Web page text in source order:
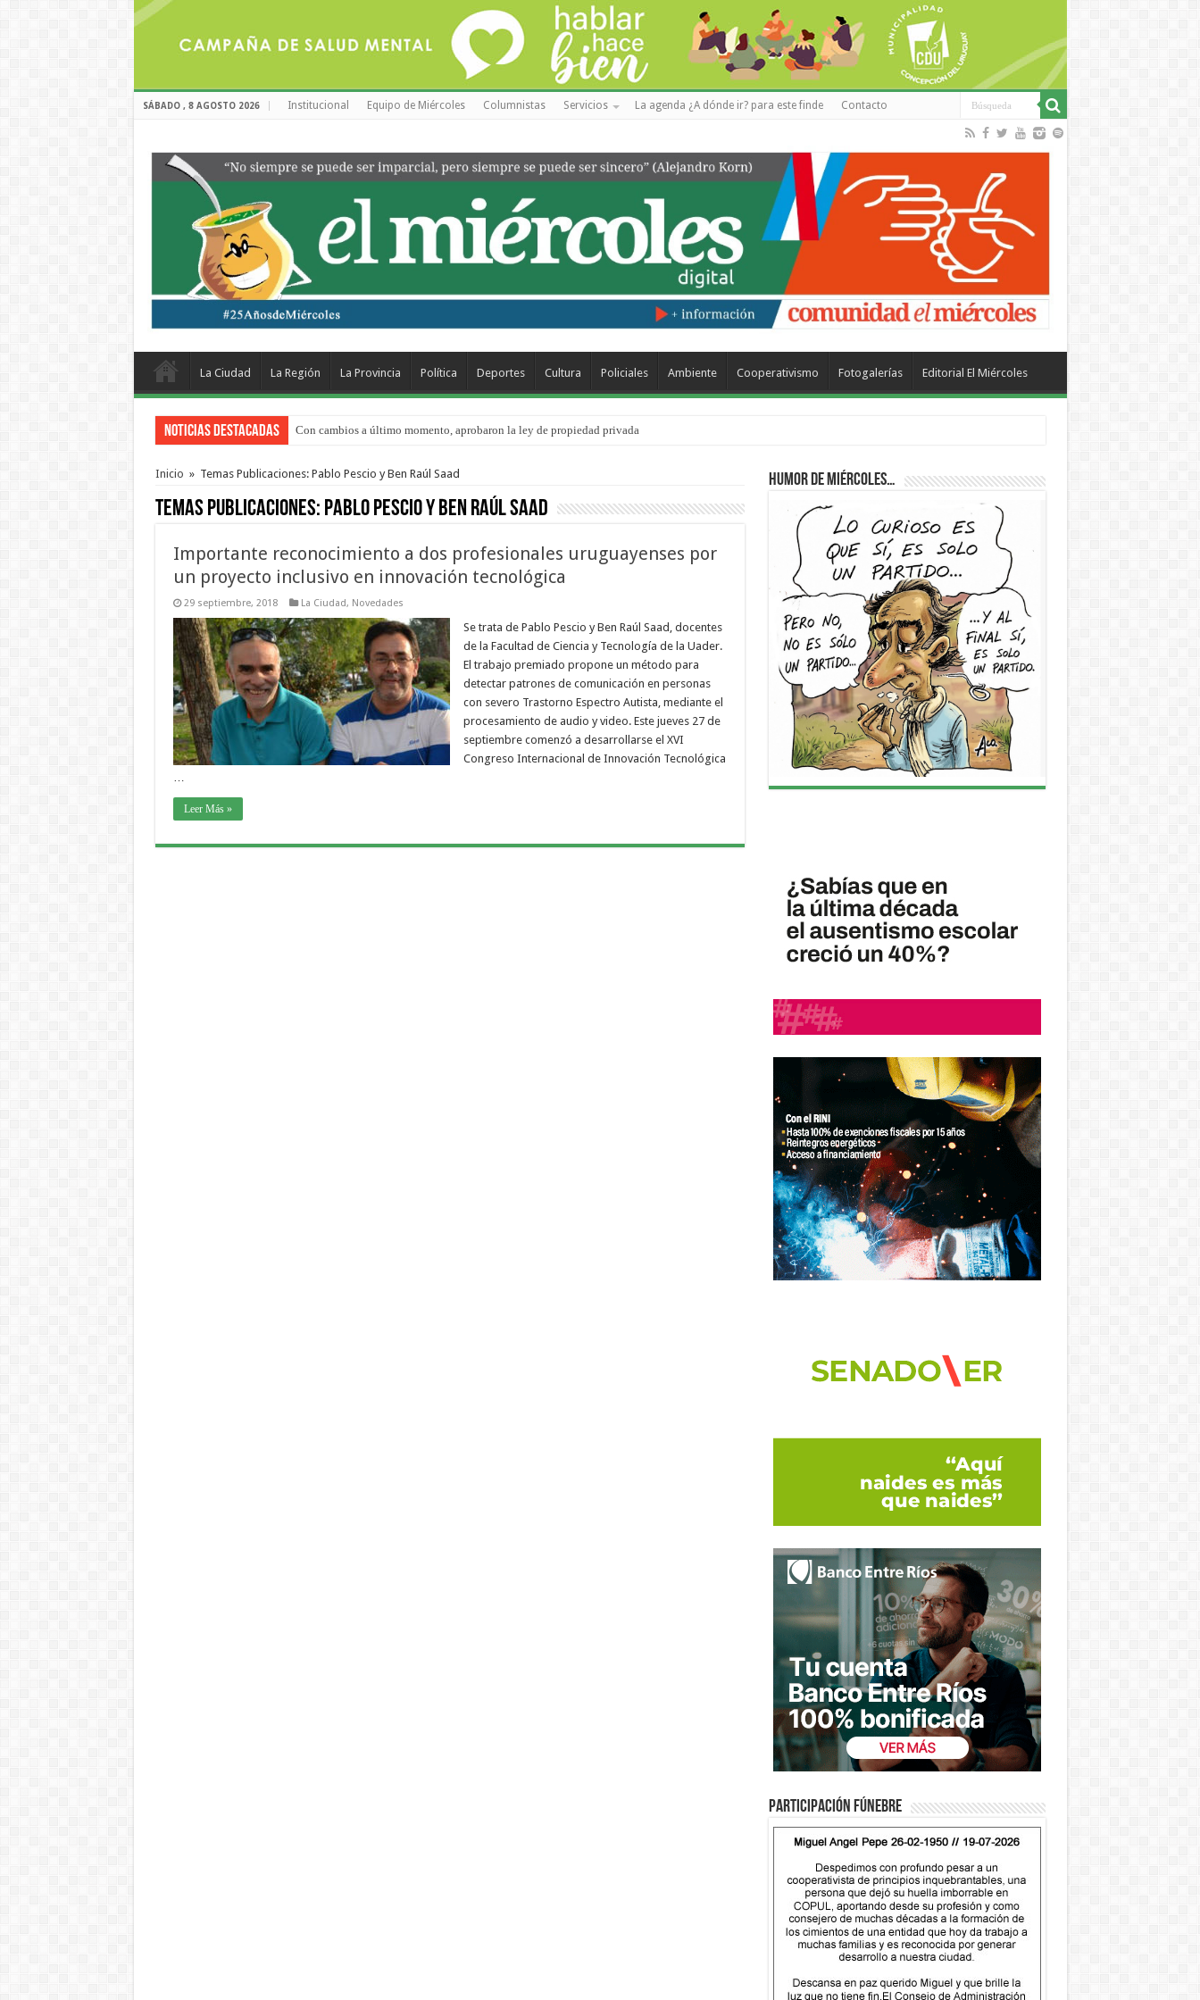
SÁBADO , 8 AGOSTO 2026 Institucional Equipo de Miércoles Columnistas Servicios La agenda ¿A dónde ir? para este finde Contacto
La Ciudad La Región La Provincia Política Deportes Cultura Policiales Ambiente Cooperativismo Fotogalerías Editorial El Miércoles
Noticias Destacadas Con cambios a último momento, aprobaron la ley de propiedad privada
Inicio » Temas Publicaciones: Pablo Pescio y Ben Raúl Saad
Temas Publicaciones: Pablo Pescio y Ben Raúl Saad
Importante reconocimiento a dos profesionales uruguayenses por
un proyecto inclusivo en innovación tecnológica
29 septiembre, 2018 La Ciudad, Novedades
Se trata de Pablo Pescio y Ben Raúl Saad, docentes
de la Facultad de Ciencia y Tecnología de la Uader.
El trabajo premiado propone un método para
detectar patrones de comunicación en personas
con severo Trastorno Espectro Autista, mediante el
procesamiento de audio y video. Este jueves 27 de
septiembre comenzó a desarrollarse el XVI
Congreso Internacional de Innovación Tecnológica
Leer Más »
Humor de Miércoles…
Participación fúnebre